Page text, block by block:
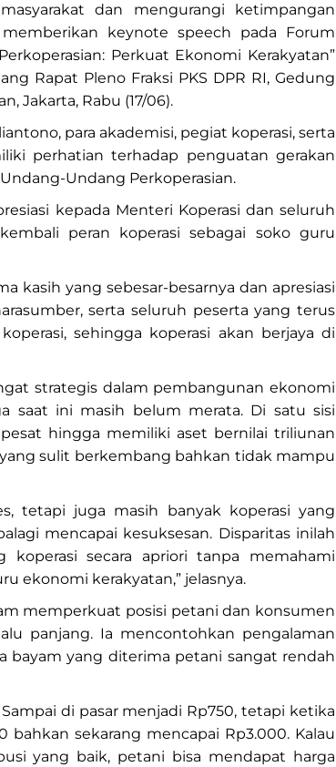
dan mengurangi ketimpangan
keynote speech pada Forum
Perkuat Ekonomi Kerakyatan”
Rapat Pleno Fraksi PKS DPR RI, Gedung
Jakarta, Rabu (17/06).
para akademisi, pegiat koperasi, serta
perhatian terhadap penguatan gerakan
Undang Perkoperasian.
kepada Menteri Koperasi dan seluruh
peran koperasi sebagai soko guru
kasih yang sebesar-besarnya dan apresiasi
serta seluruh peserta yang terus
sehingga koperasi akan berjaya di
strategis dalam pembangunan ekonomi
saat ini masih belum merata. Di satu sisi
hingga memiliki aset bernilai triliunan
sulit berkembang bahkan tidak mampu
tetapi juga masih banyak koperasi yang
mencapai kesuksesan. Disparitas inilah
secara apriori tanpa memahami
ekonomi kerakyatan,” jelasnya.
memperkuat posisi petani dan konsumen
panjang. Ia mencontohkan pengalaman
bayam yang diterima petani sangat rendah
di pasar menjadi Rp750, tetapi ketika
sekarang mencapai Rp3.000. Kalau
yang baik, petani bisa mendapat harga